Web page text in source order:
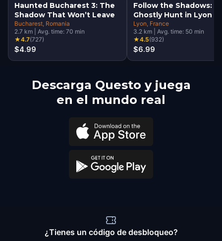
Haunted Bucharest 3: The
Shadow That Won’t Leave
Bucharest , Romania
2.7 km Avg. time: 70 min
★4.7(727)
$4.99
Follow the Shadows: A
Ghostly Hunt in Lyon
Lyon , France
3.2 km Avg. time: 50 min
★4.5(932)
$6.99
Descarga Questo y juega
en el mundo real
¿Tienes un código de desbloqueo?